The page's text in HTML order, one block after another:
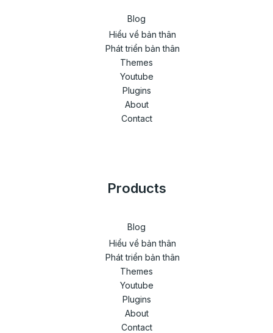
Blog
Hiểu về bản thân
Phát triển bản thân
Themes
Youtube
Plugins
About
Contact
Products
Blog
Hiểu về bản thân
Phát triển bản thân
Themes
Youtube
Plugins
About
Contact